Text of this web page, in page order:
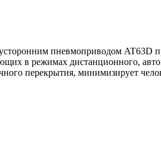
пневмоприводом AT63D
в режимах дистанционного,
перекрытия, минимизирует